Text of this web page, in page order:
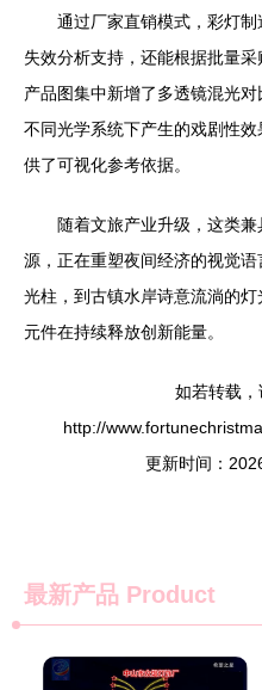
通过厂家直销模式，彩灯
失效分析支持，还能根据批量
产品图集中新增了多透镜混光
不同光学系统下产生的戏剧性
供了可视化参考依据。
随着文旅产业升级，这类
源，正在重塑夜间经济的视觉
光柱，到古镇水岸诗意流淌的
元件在持续释放创新能量。
如若转载，
http://
更新时间：
最新产品 Product